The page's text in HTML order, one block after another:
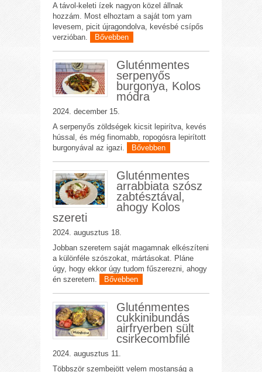
A távol-keleti ízek nagyon közel állnak
hozzám. Most elhoztam a saját tom yam
levesem, picit újragondolva, kevésbé csípős
verzióban.
Bővebben
Gluténmentes
serpenyős
burgonya, Kolos
módra
2024. december 15.
A serpenyős zöldségek kicsit lepirítva, kevés
hússal, és még finomabb, ropogósra lepirított
burgonyával az igazi.
Bővebben
Gluténmentes
arrabbiata szósz
zabtésztával,
ahogy Kolos
szereti
2024. augusztus 18.
Jobban szeretem saját magamnak elkészíteni
a különféle szószokat, mártásokat. Pláne
úgy, hogy ekkor úgy tudom fűszerezni, ahogy
én szeretem.
Bővebben
Gluténmentes
cukkinibundás
airfryerben sült
csirkecombfilé
2024. augusztus 11.
Többször szembejött velem mostanság a